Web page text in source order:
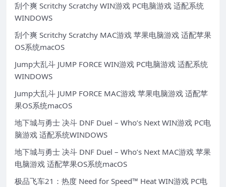
刮个爽 Scritchy Scratchy WIN游戏 PC电脑游戏 适配系统
WINDOWS
刮个爽 Scritchy Scratchy MAC游戏 苹果电脑游戏 适配苹果
OS系统macOS
Jump大乱斗 JUMP FORCE WIN游戏 PC电脑游戏 适配系统
WINDOWS
Jump大乱斗 JUMP FORCE MAC游戏 苹果电脑游戏 适配苹
果OS系统macOS
地下城与勇士 决斗 DNF Duel – Who’s Next WIN游戏 PC电
脑游戏 适配系统WINDOWS
地下城与勇士 决斗 DNF Duel – Who’s Next MAC游戏 苹果
电脑游戏 适配苹果OS系统macOS
极品飞车21：热度 Need for Speed™ Heat WIN游戏 PC电